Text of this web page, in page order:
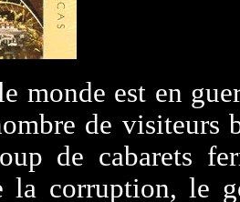
monde est en
de visiteurs
de cabarets
la corruption, le